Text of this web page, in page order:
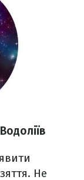
Не